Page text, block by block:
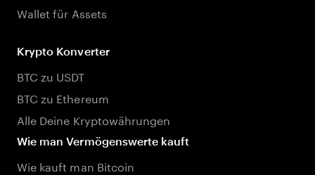
Wallet für Assets
Krypto Konverter
BTC zu USDT
BTC zu Ethereum
Alle Deine Kryptowährungen
Wie man Vermögenswerte kauft
Wie kauft man Bitcoin